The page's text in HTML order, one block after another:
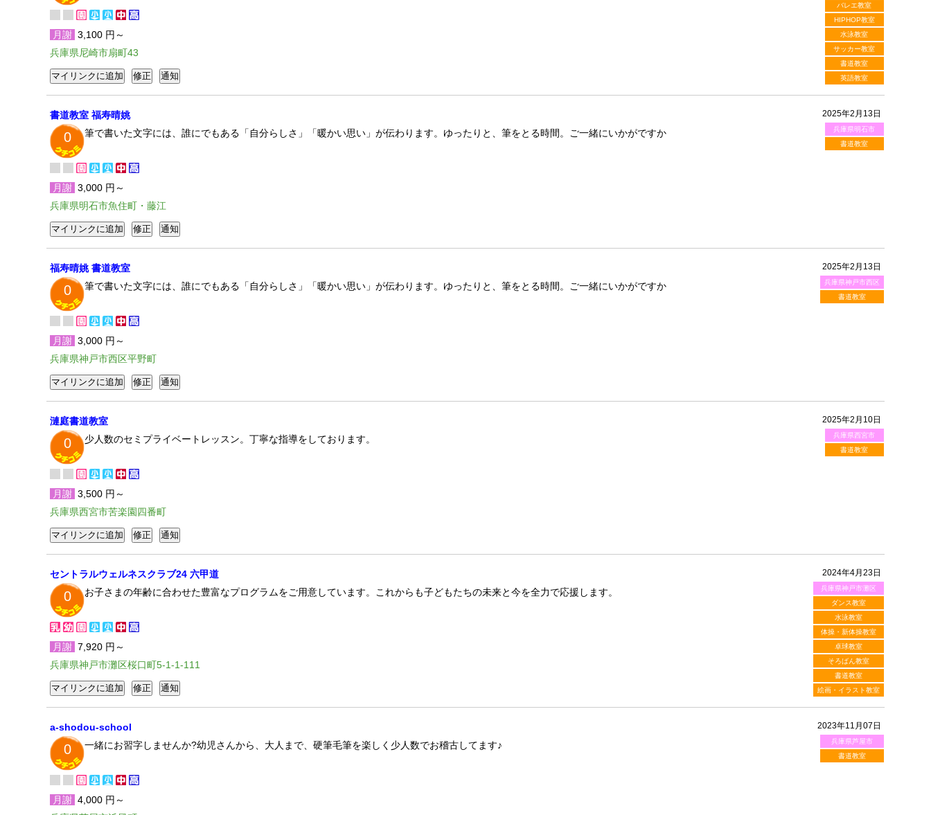
バレエ教室
HIPHOP教室
水泳教室
サッカー教室
書道教室
英語教室
月謝 3,100 円～
兵庫県尼崎市扇町43
2025年2月13日
兵庫県明石市
書道教室
書道教室 福寿晴姚
0 筆で書いた文字には、誰にでもある「自分らしさ」「暖かい思い」が伝わります。ゆったりと、筆をとる時間。ご一緒にいかがですか
月謝 3,000 円～
兵庫県明石市魚住町・藤江
2025年2月13日
兵庫県神戸市西区
書道教室
福寿晴姚 書道教室
0 筆で書いた文字には、誰にでもある「自分らしさ」「暖かい思い」が伝わります。ゆったりと、筆をとる時間。ご一緒にいかがですか
月謝 3,000 円～
兵庫県神戸市西区平野町
2025年2月10日
兵庫県西宮市
書道教室
漣庭書道教室
0 少人数のセミプライベートレッスン。丁寧な指導をしております。
月謝 3,500 円～
兵庫県西宮市苦楽園四番町
2024年4月23日
兵庫県神戸市灘区
ダンス教室
水泳教室
体操・新体操教室
卓球教室
そろばん教室
書道教室
絵画・イラスト教室
セントラルウェルネスクラブ24 六甲道
0 お子さまの年齢に合わせた豊富なプログラムをご用意しています。これからも子どもたちの未来と今を全力で応援します。
月謝 7,920 円～
兵庫県神戸市灘区桜口町5-1-1-111
2023年11月07日
兵庫県芦屋市
書道教室
a-shodou-school
0 一緒にお習字しませんか?幼児さんから、大人まで、硬筆毛筆を楽しく少人数でお稽古してます♪
月謝 4,000 円～